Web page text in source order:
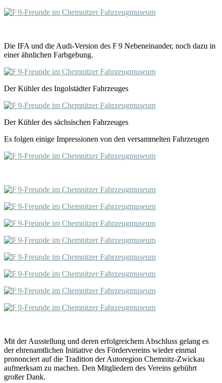
Die IFA und die Audi-Version des F 9 Nebeneinander, noch dazu in
einer ähnlichen Farbgebung.
Der Kühler des Ingolstädter Fahrzeuges
Der Kühler des sächsischen Fahrzeuges
Es folgen einige Impressionen von den versammelten Fahrzeugen
Mit der Ausstellung und deren erfolgreichem Abschluss gelang es
der ehrenamtlichen Initiative des Fördervereins wieder einmal
prononciert auf die Tradition der Autoregion Chemnitz-Zwickau
aufmerksam zu machen. Den Mitgliedern des Vereins gebührt
großer Dank.